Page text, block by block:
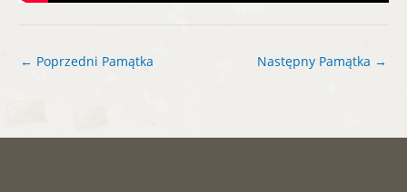
← Poprzedni Pamątka Następny Pamątka →